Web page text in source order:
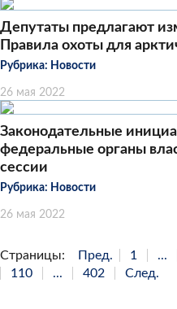
Депутаты предлагают
Правила охоты для
Рубрика: Новости
26 мая 2022
Законодательные
федеральные органы
сессии
Рубрика: Новости
26 мая 2022
Страницы: Пред. 1 ...
110
... 402 След.